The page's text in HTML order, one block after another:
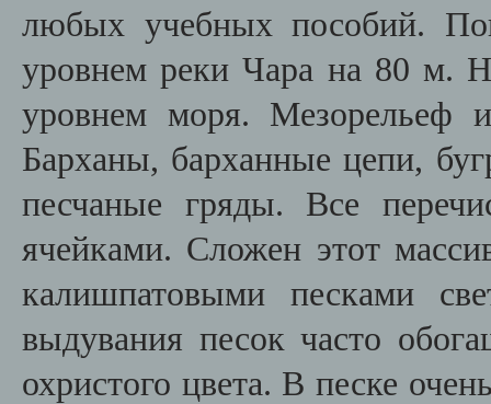
любых учебных пособий.
уровнем реки Чара на 80 м.
уровнем моря. Мезорельеф
Барханы, барханные цепи,
песчаные гряды. Все
ячейками. Сложен этот
калишпатовыми песками
выдувания песок часто
охристого цвета. В песке